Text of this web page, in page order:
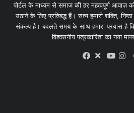
पोर्टल के माध्यम से समाज की हर महत्वपूर्ण आवाज़
उठाने के लिए प्रतिबद्ध हैं। सत्य हमारी शक्ति, निष्ठा
संकल्प है। बदलते समय के साथ हमारा प्रयास है
विश्वसनीय पत्रकारिता का नया
X